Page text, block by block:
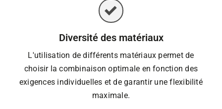
Diversité des matériaux
L'utilisation de différents matériaux permet de
choisir la combinaison optimale en fonction des
exigences individuelles et de garantir une flexibilité
maximale.